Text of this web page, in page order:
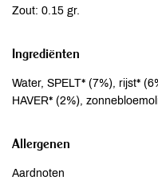
Zout: 0.15 gr.
Ingrediënten
Water, SPELT* (7%), rijst*
HAVER* (2%),
Allergenen
Aardnoten